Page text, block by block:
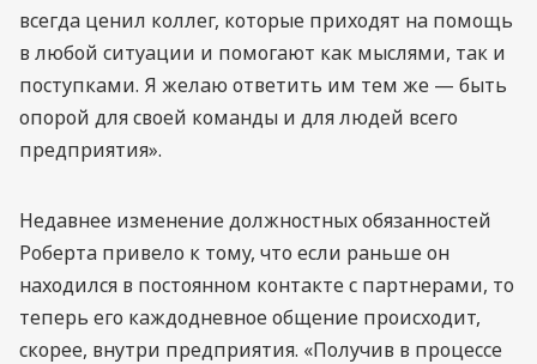
всегда ценил коллег, которые приходят на помощь
в любой ситуации и помогают как мыслями, так и
поступками. Я желаю ответить им тем же — быть
опорой для своей команды и для людей всего
предприятия».
Недавнее изменение должностных обязанностей
Роберта привело к тому, что если раньше он
находился в постоянном контакте с партнерами, то
теперь его каждодневное общение происходит,
скорее, внутри предприятия. «Получив в процессе